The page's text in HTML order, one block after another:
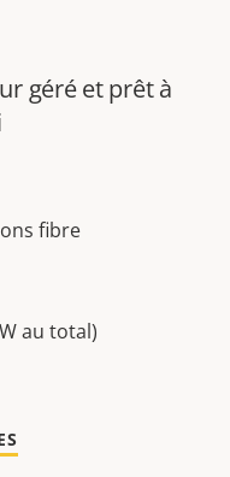
géré et prêt à
fibre
au total)